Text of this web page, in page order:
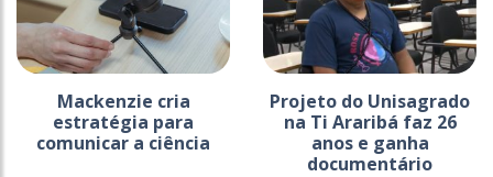
Mackenzie cria
estratégia para
comunicar a ciência
Projeto do Unisagrado
na Ti Araribá faz 26
anos e ganha
documentário